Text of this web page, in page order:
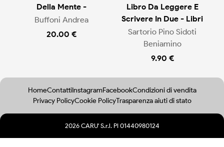
Della Mente -
Buffoni Andrea
20.00 €
Libro Da Leggere E
Scrivere In Due - Libri
Sartorio Pino Sidoti
Beniamino
9.90 €
HomeContattiInstagramFacebookCondizioni di vendita
Privacy PolicyCookie PolicyTrasparenza aiuti di stato
2026 CARU' S.r.l. PI 01440980124